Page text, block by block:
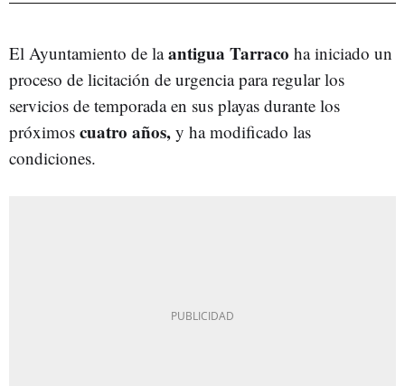
El Ayuntamiento de laantigua Tarraco ha iniciado un
proceso de licitación de urgencia para regular los
servicios de temporada en sus playas durante los
próximos cuatro años, y ha modificado las
condiciones.